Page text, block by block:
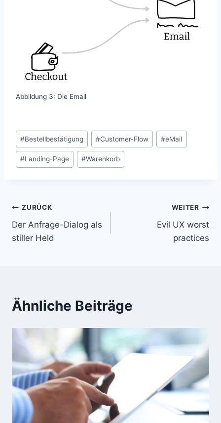
Abbildung 3: Die Email
Schlagworte:
#Bestellbestätigung #Customer-Flow #eMail
#Landing-Page #Warenkorb
Beitragsnavigation
ZURÜCK
Der Anfrage-Dialog als
stiller Held
WEITER
Evil UX worst
practices
Ähnliche Beiträge